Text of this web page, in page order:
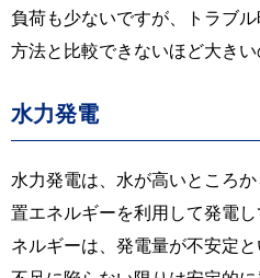
負荷も少ないですが、トラブ
方法と比較できないほど大きい
水力発電
水力発電は、水が高いところ
置エネルギーを利用して発電
ネルギーは、発電量が不安定